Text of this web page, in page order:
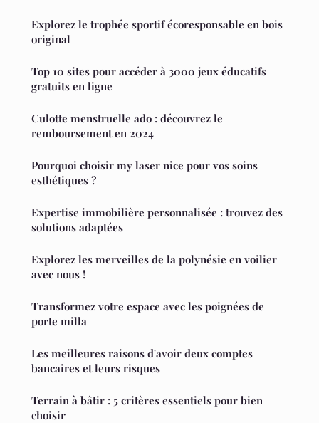
Explorez le trophée sportif écoresponsable en bois
original
Top 10 sites pour accéder à 3000 jeux éducatifs
gratuits en ligne
Culotte menstruelle ado : découvrez le
remboursement en 2024
Pourquoi choisir my laser nice pour vos soins
esthétiques ?
Expertise immobilière personnalisée : trouvez des
solutions adaptées
Explorez les merveilles de la polynésie en voilier
avec nous !
Transformez votre espace avec les poignées de
porte milla
Les meilleures raisons d'avoir deux comptes
bancaires et leurs risques
Terrain à bâtir : 5 critères essentiels pour bien
choisir